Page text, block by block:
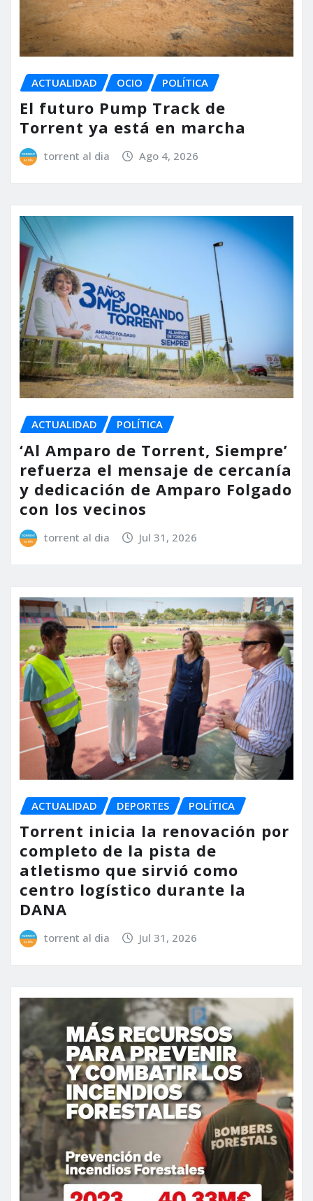
ACTUALIDAD OCIO POLÍTICA
El futuro Pump Track de
Torrent ya está en marcha
torrent al dia Ago 4, 2026
ACTUALIDAD POLÍTICA
‘Al Amparo de Torrent, Siempre’
refuerza el mensaje de cercanía
y dedicación de Amparo Folgado
con los vecinos
torrent al dia Jul 31, 2026
ACTUALIDAD DEPORTES POLÍTICA
Torrent inicia la renovación por
completo de la pista de
atletismo que sirvió como
centro logístico durante la
DANA
torrent al dia Jul 31, 2026